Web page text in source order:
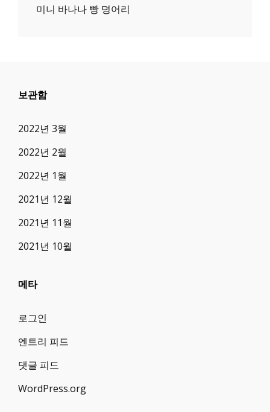
미니 바나나 빵 덩어리
보관함
2022년 3월
2022년 2월
2022년 1월
2021년 12월
2021년 11월
2021년 10월
메타
로그인
엔트리 피드
댓글 피드
WordPress.org